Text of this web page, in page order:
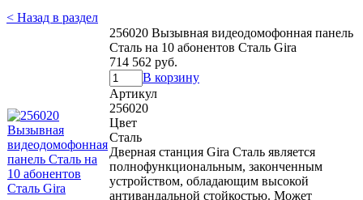
< Назад в раздел
256020 Вызывная видеодомофонная панель
Сталь на 10 абонентов Сталь Gira
714 562 руб.
В корзину
Артикул
256020
Цвет
Сталь
Дверная станция Gira Сталь является
полнофункциональным, законченным
устройством, обладающим высокой
антивандальной стойкостью. Может